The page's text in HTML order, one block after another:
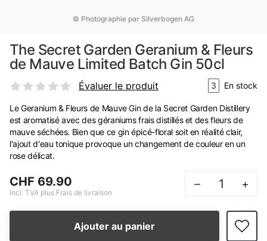
© Photographie par Silverbogen AG
The Secret Garden Geranium & Fleurs
de Mauve Limited Batch Gin 50cl
Évaluer le produit 3 En stock
Le Geranium & Fleurs de Mauve Gin de la Secret Garden Distillery
est aromatisé avec des géraniums frais distillés et des fleurs de
mauve séchées. Bien que ce gin épicé-floral soit en réalité clair,
l'ajout d'eau tonique provoque un changement de couleur en un
rose délicat.
CHF 69.90
Incl. TVA plus Frais de livraison
– +
Ajouter au panier